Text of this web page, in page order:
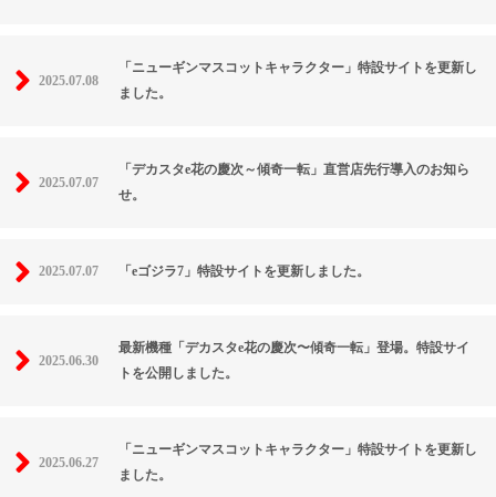
2025.07.08
「ニューギンマスコットキャラクター」特設サイトを更新し
ました。
2025.07.07
「デカスタe花の慶次～傾奇一転」直営店先行導入のお知ら
せ。
2025.07.07 「eゴジラ7」特設サイトを更新しました。
2025.06.30
最新機種「デカスタe花の慶次〜傾奇一転」登場。特設サイ
トを公開しました。
2025.06.27
「ニューギンマスコットキャラクター」特設サイトを更新し
ました。